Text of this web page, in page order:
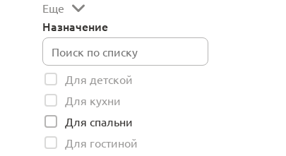
Еще
Назначение
Для детской
Для кухни
Для спальни
Для гостиной